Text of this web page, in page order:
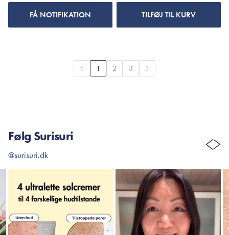
FÅ NOTIFIKATION TILFØJ TIL KURV
1 2 3
Følg Surisuri
@surisuri.dk